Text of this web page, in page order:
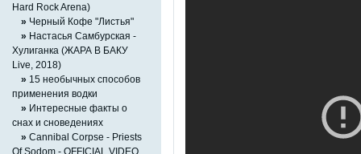
Hard Rock Arena)
» Черный Кофе "Листья"
» Настасья Самбурская -
Хулиганка (ЖАРА В БАКУ
Live, 2018)
» 15 необычных способов
применения водки
» Интересные факты о
снах и сноведениях
» Cannibal Corpse - Priests
Of Sodom - OFFICIAL VIDEO